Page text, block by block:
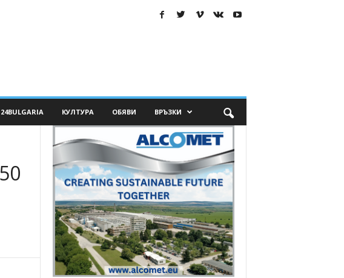
24BULGARIA КУЛТУРА ОБЯВИ ВРЪЗКИ